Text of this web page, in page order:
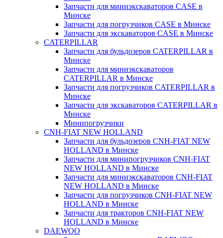
Запчасти для миниэкскаваторов CASE в
Минске
Запчасти для погрузчиков CASE в Минске
Запчасти для экскаваторов CASE в Минске
CATERPILLAR
Запчасти для бульдозеров CATERPILLAR в
Минске
Запчасти для миниэкскаваторов
CATERPILLAR в Минске
Запчасти для погрузчиков CATERPILLAR в
Минске
Запчасти для экскаваторов CATERPILLAR в
Минскe
Минипогрузчики
CNH-FIAT NEW HOLLAND
Запчасти для бульдозеров CNH-FIAT NEW
HOLLAND в Минске
Запчасти для минипогрузчиков CNH-FIAT
NEW HOLLAND в Минске
Запчасти для миниэкскаваторов CNH-FIAT
NEW HOLLAND в Минске
Запчасти для погрузчиков CNH-FIAT NEW
HOLLAND в Минске
Запчасти для тракторов CNH-FIAT NEW
HOLLAND в Минске
DAEWOO